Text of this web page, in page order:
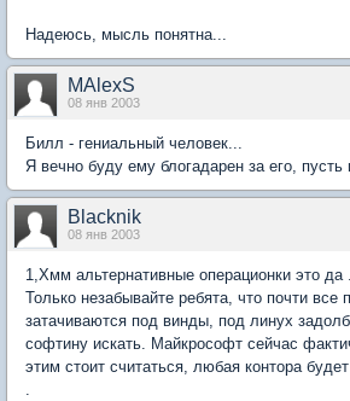
Надеюсь, мысль понятна...
MAlexS
08 янв 2003
Билл - гениальный человек...
Я вечно буду ему блогадарен за его,
Blacknik
08 янв 2003
1,Хмм альтернативные операционки это да
Только незабывайте ребята, что почти все
затачиваются под винды, под линух
софтину искать. Майкрософт сейчас
этим стоит считаться, любая контора
.